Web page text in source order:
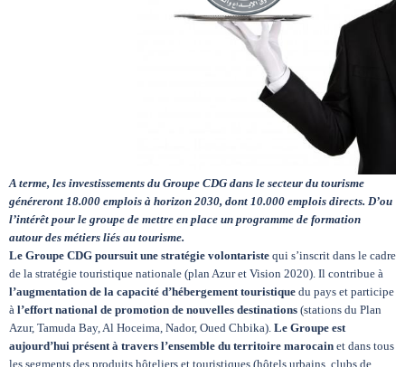
Evenements
Contact
A terme, les investissements du Groupe CDG dans le secteur du tourisme
généreront 18.000 emplois à horizon 2030, dont 10.000 emplois directs. D’ou
l’intérêt pour le groupe de mettre en place un programme de formation
autour des métiers liés au tourisme.
Le Groupe CDG poursuit une stratégie volontariste qui s’inscrit dans le cadre
de la stratégie touristique nationale (plan Azur et Vision 2020). Il contribue à
l’augmentation de la capacité d’hébergement touristique du pays et participe
à l’effort national de promotion de nouvelles destinations (stations du Plan
Azur, Tamuda Bay, Al Hoceima, Nador, Oued Chbika). Le Groupe est
aujourd’hui présent à travers l’ensemble du territoire marocain et dans tous
les segments des produits hôteliers et touristiques (hôtels urbains, clubs de